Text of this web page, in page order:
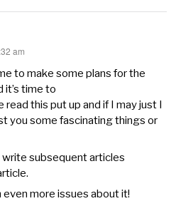
am
to make some plans for the
it’s time to
read this put up and if I may just I
you some fascinating things or
write subsequent articles
even more issues about it!